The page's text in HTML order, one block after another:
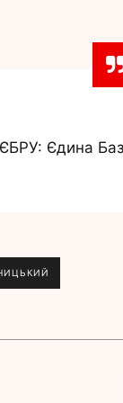
ЄБРУ: Єдина